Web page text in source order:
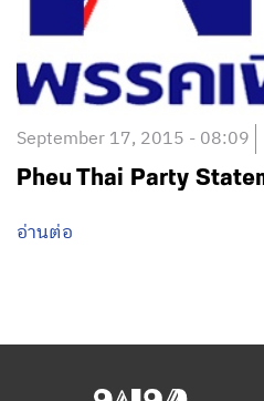
September 17, 2015 - 08:09
Pheu Thai Party
อ่านต่อ